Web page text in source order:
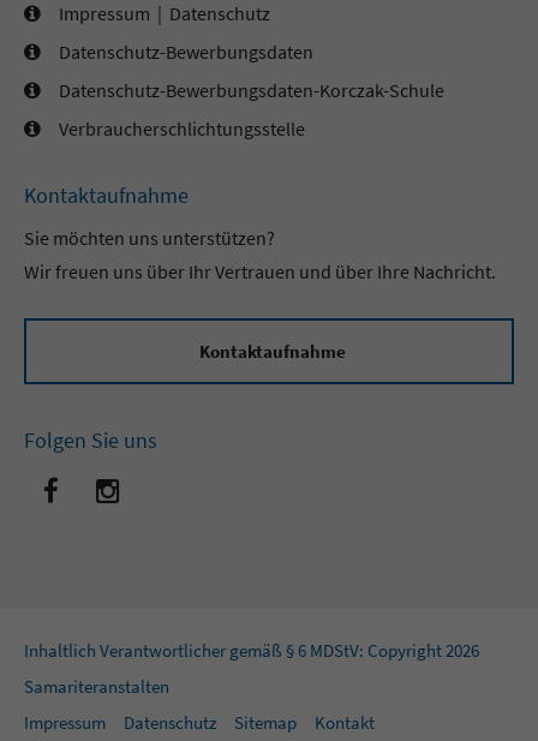
Impressum | Datenschutz
Datenschutz-Bewerbungsdaten
Datenschutz-Bewerbungsdaten-Korczak-Schule
Verbraucherschlichtungsstelle
Kontaktaufnahme
Sie möchten uns unterstützen?
Wir freuen uns über Ihr Vertrauen und über Ihre Nachricht.
Kontaktaufnahme
Folgen Sie uns
Inhaltlich Verantwortlicher gemäß § 6 MDStV: Copyright 2026
Samariteranstalten
Impressum
Datenschutz Sitemap Kontakt